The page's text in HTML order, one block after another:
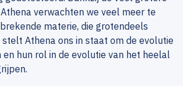
verwachten we veel meer te
materie, die grotendeels
stelt Athena ons in staat om de evolutie
hun rol in de evolutie van het heelal